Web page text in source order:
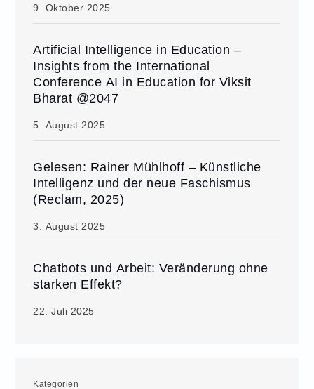
9. Oktober 2025
Artificial Intelligence in Education –
Insights from the International
Conference AI in Education for Viksit
Bharat @2047
5. August 2025
Gelesen: Rainer Mühlhoff – Künstliche
Intelligenz und der neue Faschismus
(Reclam, 2025)
3. August 2025
Chatbots und Arbeit: Veränderung ohne
starken Effekt?
22. Juli 2025
Kategorien